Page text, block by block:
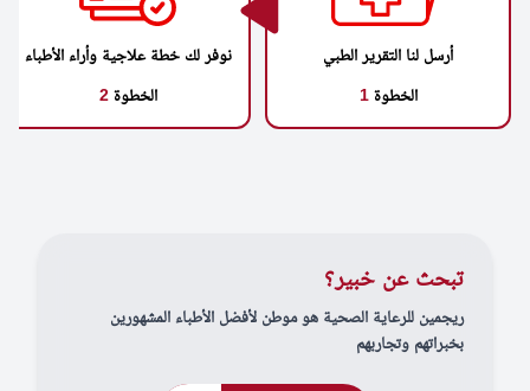
أرسل لنا التقرير الطبي
الخطوة1
نوفر لك خطة علاجية وأراء الأطباء
الخطوة2
تبحث عن خبير؟
ريجمين للرعاية الصحية هو موطن لأفضل الأطباء المشهورين
بخبراتهم وتجاربهم